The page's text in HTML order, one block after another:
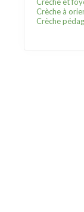
Crèche à
Crèche